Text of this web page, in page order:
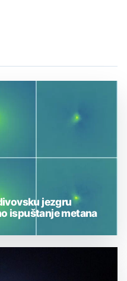
jezgru
ispuštanje metana